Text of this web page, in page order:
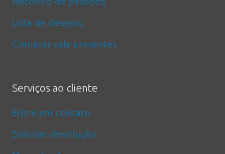
Lista de desejos
Comprar vale presentes
Serviços ao cliente
Entre em contato
Solicitar devolução